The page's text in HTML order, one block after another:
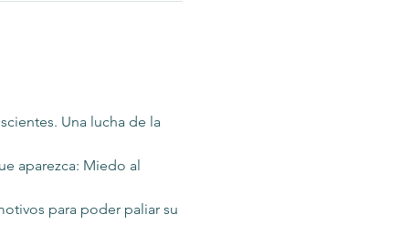
Una lucha de la
aparezca: Miedo al
para poder paliar su